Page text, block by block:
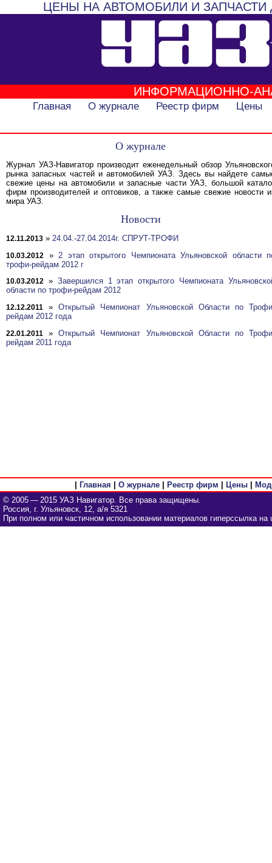
ЦЕНЫ НА АВТОМОБИЛИ И
ИНФОРМАЦИОННО-
Главная О журнале Реестр фирм Цены
О журнале
Журнал УАЗ-Навигатор производит еженедельный обзор
рынка запасных частей и автомобилей УАЗ. Здесь вы найдете
свежие цены на автомобили и запасные части УАЗ, большой
фирм производителей и оптовиков, а также самые свежие новости
мира УАЗ.
Новости
12.11.2013 » 24.04.-27.04.2014г. СПРУТ-ТРОФИ
10.03.2012 » 2 этап открытого Чемпионата Ульяновской области
трофи-рейдам 2012 г
10.03.2012 » Завершился 1 этап открытого Чемпионата
области по трофи-рейдам 2012
12.12.2011 »Открытый Чемпионат Ульяновской Области по
рейдам 2012 года
22.01.2011 »Открытый Чемпионат Ульяновской Области по
рейдам 2011 года
Главная О журнале| Реестр фирм Цены|
© 2005 — 2015 УАЗ Навигатор. Все права защищены.
Россия, г. Ульяновск, 12, а/я 5321
При полном или частичном использовании материалов гиперссылка на